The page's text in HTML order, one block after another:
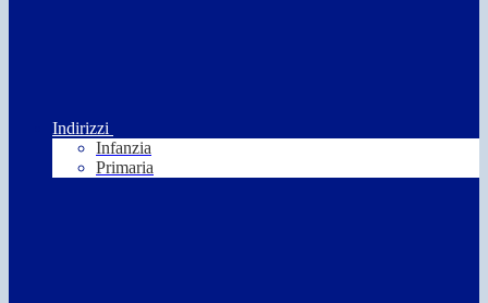
Indirizzi
Infanzia
Primaria